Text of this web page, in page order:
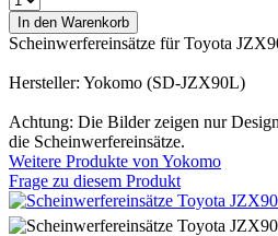
Scheinwerfereinsätze für Toyota
Hersteller: Yokomo (SD-JZX90L)
Achtung: Die Bilder zeigen nur
die Scheinwerfereinsätze.
Weitere Produkte von Yokomo
Frage zu diesem Produkt